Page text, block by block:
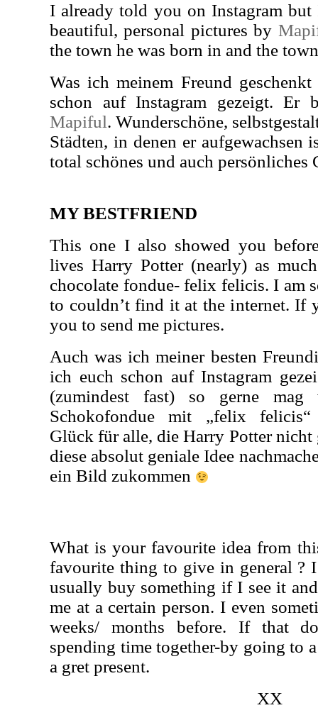
I already told you on Instagram
beautiful, personal pictures by
the town he was born in and the
Was ich meinem Freund
schon auf Instagram gezeigt. Er
Mapiful. Wunderschöne,
Städten, in denen er aufgewachsen
total schönes und auch persönliches
MY BESTFRIEND
This one I also showed you
lives Harry Potter (nearly) as
chocolate fondue- felix felicis. I am
to couldn’t find it at the internet. If
you to send me pictures.
Auch was ich meiner besten
ich euch schon auf Instagram
(zumindest fast) so gerne
Schokofondue mit „felix felicis“
Glück für alle, die Harry Potter nicht
diese absolut geniale Idee
ein Bild zukommen
What is your favourite idea from
favourite thing to give in general ?
usually buy something if I see it
me at a certain person. I even
weeks/ months before. If that
spending time together-by going to
a gret present.
XX